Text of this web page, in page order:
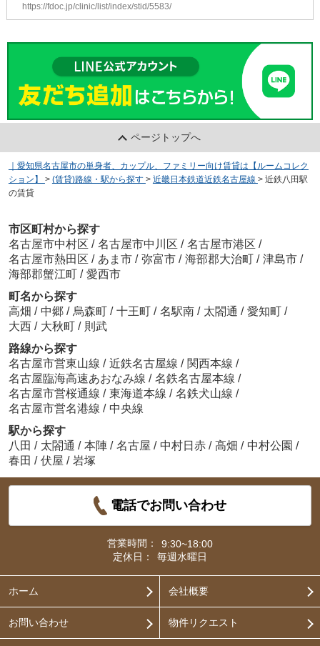
https://fdoc.jp/clinic/list/index/stid/5583/
ページトップへ
｜愛知県名古屋市の単身者、カップル、ファミリー向け賃貸は【ルームコレク
ション】
> (賃貸)路線・駅から探す > 近畿日本鉄道近鉄名古屋線 > 近鉄八田駅
の賃貸
市区町村から探す
名古屋市中村区 / 名古屋市中川区 / 名古屋市港区 /
名古屋市熱田区 / あま市 / 弥富市 / 海部郡大治町 / 津島市 /
海部郡蟹江町 / 愛西市
町名から探す
高畑 / 中郷 / 烏森町 / 十王町 / 名駅南 / 太閤通 / 愛知町 /
大西 / 大秋町 / 則武
路線から探す
名古屋市営東山線 / 近鉄名古屋線 / 関西本線 /
名古屋臨海高速あおなみ線 / 名鉄名古屋本線 /
名古屋市営桜通線 / 東海道本線 / 名鉄犬山線 /
名古屋市営名港線 / 中央線
駅から探す
八田 / 太閤通 / 本陣 / 名古屋 / 中村日赤 / 高畑 / 中村公園 /
春田 / 伏屋 / 岩塚
電話でお問い合わせ
営業時間：
9:30~18:00
定休日：
毎週水曜日
ホーム 会社概要
お問い合わせ 物件リクエスト